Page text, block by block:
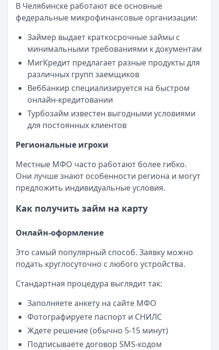
В Челябинске работают все основные
федеральные микрофинансовые организации:
Займер выдает краткосрочные займы с
минимальными требованиями к документам
МигКредит предлагает разные продукты для
различных групп заемщиков
Веббанкир специализируется на быстром
онлайн-кредитовании
Турбозайм известен выгодными условиями
для постоянных клиентов
Региональные игроки
Местные МФО часто работают более гибко.
Они лучше знают особенности региона и могут
предложить индивидуальные условия.
Как получить займ на карту
Онлайн-оформление
Это самый популярный способ. Заявку можно
подать круглосуточно с любого устройства.
Стандартная процедура выглядит так:
Заполняете анкету на сайте МФО
Фотографируете паспорт и СНИЛС
Ждете решение (обычно 5-15 минут)
Подписываете договор SMS-кодом